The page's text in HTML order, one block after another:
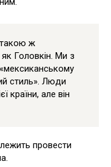
ж
Головкін. Ми з
«мексиканському
стиль». Люди
країни, але він
провести